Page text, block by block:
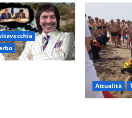
Attualità